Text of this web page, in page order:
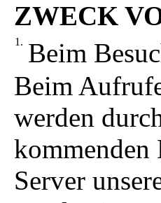
ZWECK
Beim
Beim
werden
kommenden
Server